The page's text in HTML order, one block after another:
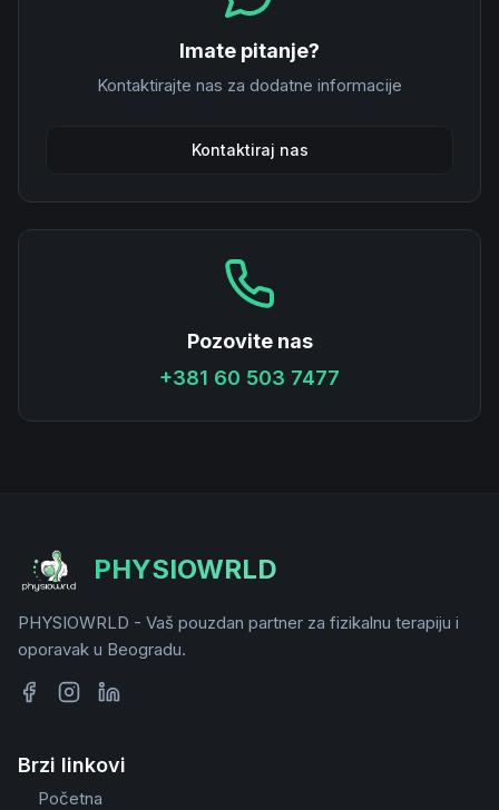
Imate pitanje?
Kontaktirajte nas za dodatne informacije
Kontaktiraj nas
Pozovite nas
+381 60 503 7477
PHYSIOWRLD
PHYSIOWRLD - Vaš pouzdan partner za fizikalnu terapiju i
oporavak u Beogradu.
Brzi linkovi
Početna